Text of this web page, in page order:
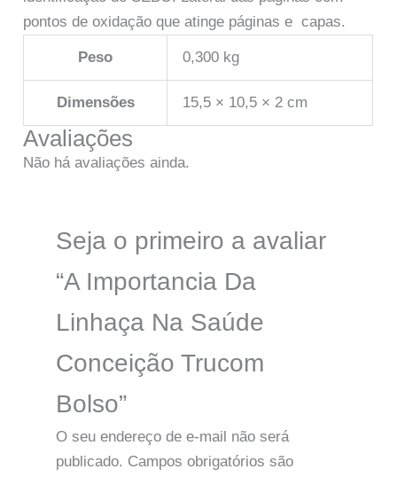
pontos de oxidação que atinge páginas e capas.
Peso 0,300 kg
Dimensões 15,5 × 10,5 × 2 cm
Avaliações
Não há avaliações ainda.
Seja o primeiro a avaliar
“A Importancia Da
Linhaça Na Saúde
Conceição Trucom
Bolso”
O seu endereço de e-mail não será
publicado. Campos obrigatórios são